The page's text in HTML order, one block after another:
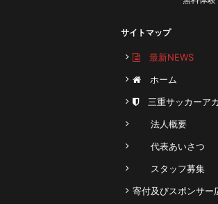
サイトマップ
最新NEWS
ホーム
三重サッカーア
法人概要
代表あいさつ
スタッフ募集
寄付及びスポンサー